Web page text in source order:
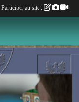
Participer au site :